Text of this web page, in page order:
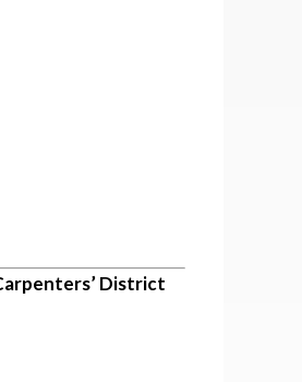
District